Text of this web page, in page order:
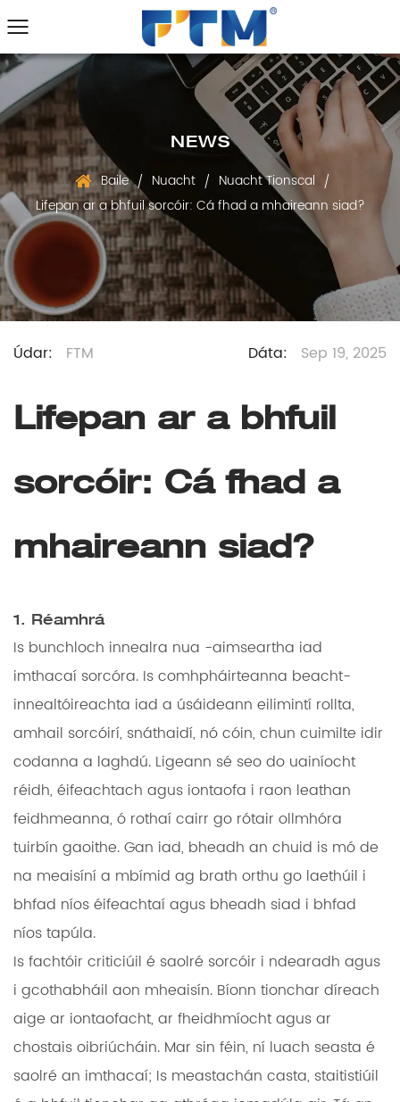
NEWS
Baile / Nuacht / Nuacht Tionscal /
Lifepan ar a bhfuil sorcóir: Cá fhad a mhaireann siad?
Údar: FTM Dáta: Sep 19, 2025
Lifepan ar a bhfuil
sorcóir: Cá fhad a
mhaireann siad?
1. Réamhrá
Is bunchloch innealra nua -aimseartha iad
imthacaí sorcóra. Is comhpháirteanna beacht-
innealtóireachta iad a úsáideann eilimintí rollta,
amhail sorcóirí, snáthaidí, nó cóin, chun cuimilte idir
codanna a laghdú. Ligeann sé seo do uainíocht
réidh, éifeachtach agus iontaofa i raon leathan
feidhmeanna, ó rothaí cairr go rótair ollmhóra
tuirbín gaoithe. Gan iad, bheadh ​​an chuid is mó de
na meaisíní a mbímid ag brath orthu go laethúil i
bhfad níos éifeachtaí agus bheadh ​​siad i bhfad
níos tapúla.
Is fachtóir criticiúil é saolré sorcóir i ndearadh agus
i gcothabháil aon mheaisín. Bíonn tionchar díreach
aige ar iontaofacht, ar fheidhmíocht agus ar
chostais oibriúcháin. Mar sin féin, ní luach seasta é
saolré an imthacaí; Is meastachán casta, staitistiúil